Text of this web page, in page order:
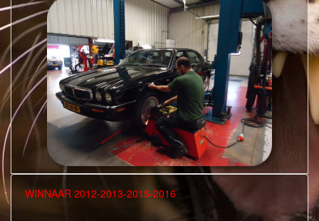
WINNAAR 2012-2013-2015-2016